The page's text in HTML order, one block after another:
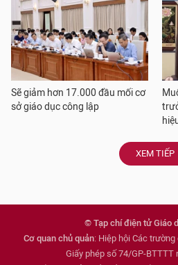
Sẽ giảm hơn 17.000 đầu mối cơ
sở giáo dục công lập
XEM TIẾP
© Tạp chí điện tử Giáo
Cơ quan chủ quản: Hiệp hội Các
Giấy phép số 74/GP-BTTTT